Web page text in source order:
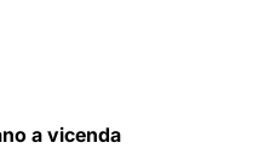
a vicenda